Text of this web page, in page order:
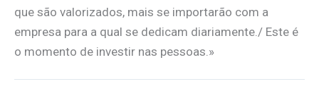
que são valorizados, mais se importarão com a
empresa para a qual se dedicam diariamente./ Este é
o momento de investir nas pessoas.»